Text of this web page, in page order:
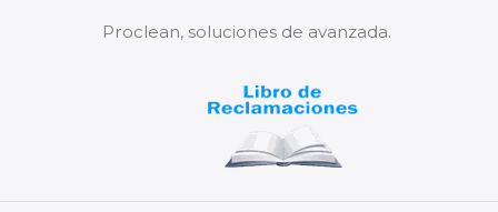
Proclean, soluciones de avanzada.